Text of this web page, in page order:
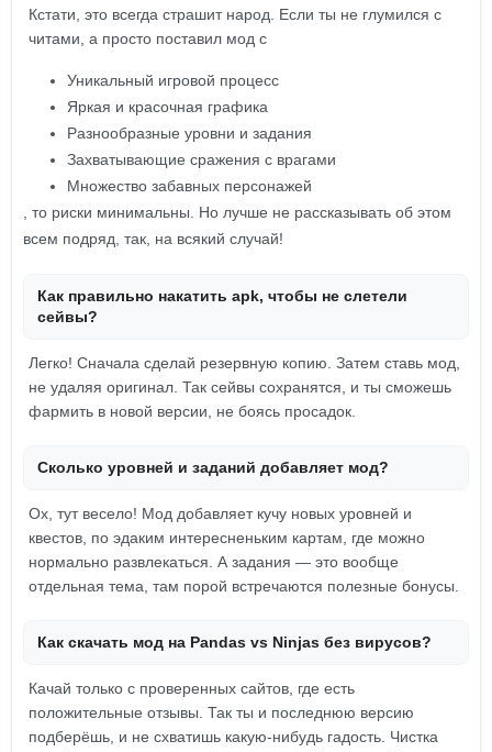
Кстати, это всегда страшит народ. Если ты не глумился с
читами, а просто поставил мод с
Уникальный игровой процесс
Яркая и красочная графика
Разнообразные уровни и задания
Захватывающие сражения с врагами
Множество забавных персонажей
, то риски минимальны. Но лучше не рассказывать об этом
всем подряд, так, на всякий случай!
Как правильно накатить apk, чтобы не слетели
сейвы?
Легко! Сначала сделай резервную копию. Затем ставь мод,
не удаляя оригинал. Так сейвы сохранятся, и ты сможешь
фармить в новой версии, не боясь просадок.
Сколько уровней и заданий добавляет мод?
Ох, тут весело! Мод добавляет кучу новых уровней и
квестов, по эдаким интересненьким картам, где можно
нормально развлекаться. А задания — это вообще
отдельная тема, там порой встречаются полезные бонусы.
Как скачать мод на Pandas vs Ninjas без вирусов?
Качай только с проверенных сайтов, где есть
положительные отзывы. Так ты и последнюю версию
подберёшь, и не схватишь какую-нибудь гадость. Чистка